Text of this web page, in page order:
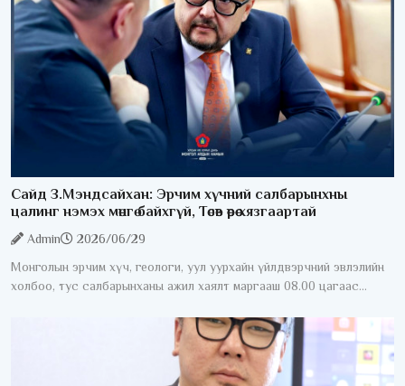
Сайд З.Мэндсайхан: Эрчим хүчний салбарынхны
цалинг нэмэх мөнгө байхгүй, Төсөв өөрөө хязгаартай
Admin
2026/06/29
Монголын эрчим хүч, геологи, уул уурхайн үйлдвэрчний эвлэлийн
холбоо, тус салбарынханы ажил хаялт маргааш 08.00 цагаас